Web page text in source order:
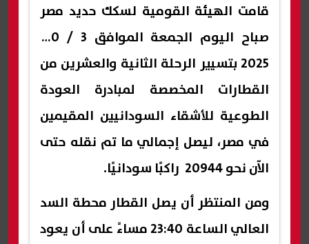
قامت الهيئة القومية لسكك حديد مصر
صباح اليوم الجمعة الموافق 3 / 10/
2025 بتسيير الرحلة الثانية والعشرين من
القطارات المخصصة لمبادرة العودة
الطوعية للأشقاء السودانيين المقيمين
في مصر، ليصل إجمالي ما تم نقله حتى
الآن نحو 20944 راكبًا سودانيًا.
ومن المنتظر أن يصل القطار محطة السد
العالي الساعة 23:40 مساءً على أن يعود